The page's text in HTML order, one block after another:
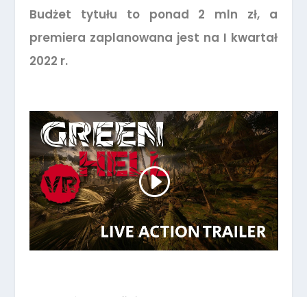
Budżet tytułu to ponad 2 mln zł, a
premiera zaplanowana jest na I kwartał
2022 r.